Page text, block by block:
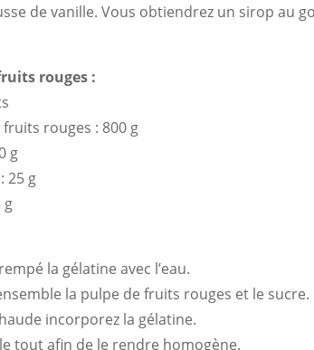
de vanille. Vous obtiendrez un sirop au
rouges :
fruits rouges : 800 g
g
25 g
g
la gélatine avec l’eau.
la pulpe de fruits rouges et le sucre.
incorporez la gélatine.
tout afin de le rendre homogène.